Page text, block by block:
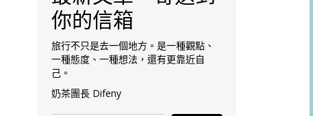
你的信箱
旅行不只是去一個地方。是一種觀點、
一種態度、一種想法，還有更靠近自
己。
奶茶團長 Difeny